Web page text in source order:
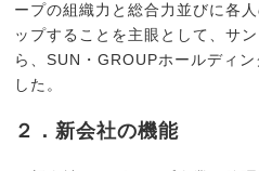
ープの組織力と総合力並びに各
ップすることを主眼として、サ
ら、SUN・GROUPホールディ
した。
２．新会社の機能